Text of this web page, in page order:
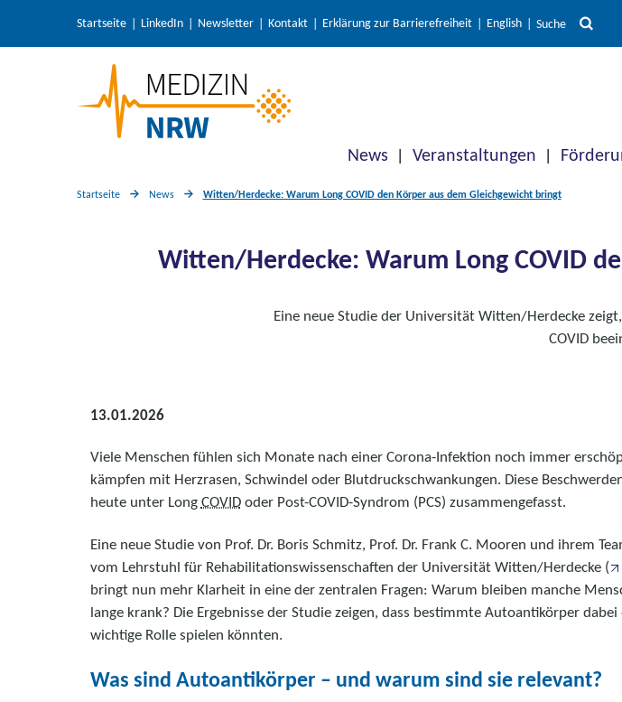
Startseite LinkedIn Newsletter Kontakt Erklärung zur Barrierefreiheit English Suche
News Veranstaltungen
Startseite News Witten/Herdecke: Warum Long COVID den Körper aus dem Gleichgewicht bringt
Witten/Herdecke: Warum Long COVID
Eine neue Studie der Universität Witten/Herdecke
COVID
13.01.2026
Viele Menschen fühlen sich Monate nach einer Corona-Infektion noch immer
kämpfen mit Herzrasen, Schwindel oder Blutdruckschwankungen. Diese
heute unter LongCOVIDoder Post-COVID-Syndrom (PCS) zusammengefasst.
Eine neue Studie von Prof. Dr. Boris Schmitz, Prof. Dr. Frank C. Mooren und ihrem
vom Lehrstuhl für Rehabilitationswissenschaften der Universität Witten/Herdecke (
bringt nun mehr Klarheit in eine der zentralen Fragen: Warum bleiben manche
lange krank? Die Ergebnisse der Studie zeigen, dass bestimmte Autoantikörper dabei
wichtige Rolle spielen könnten.
Was sind Autoantikörper – und warum sind sie relevant?